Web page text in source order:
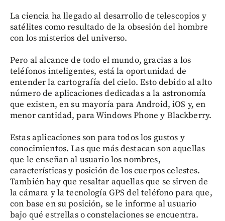
La ciencia ha llegado al desarrollo de telescopios y
satélites como resultado de la obsesión del hombre
con los misterios del universo.
Pero al alcance de todo el mundo, gracias a los
teléfonos inteligentes, está la oportunidad de
entender la cartografía del cielo. Esto debido al alto
número de aplicaciones dedicadas a la astronomía
que existen, en su mayoría para Android, iOS y, en
menor cantidad, para Windows Phone y Blackberry.
Estas aplicaciones son para todos los gustos y
conocimientos. Las que más destacan son aquellas
que le enseñan al usuario los nombres,
características y posición de los cuerpos celestes.
También hay que resaltar aquellas que se sirven de
la cámara y la tecnología GPS del teléfono para que,
con base en su posición, se le informe al usuario
bajo qué estrellas o constelaciones se encuentra.